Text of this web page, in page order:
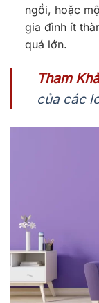
ngồi, hoặc
gia đình ít
quá lớn.
Tham
của các